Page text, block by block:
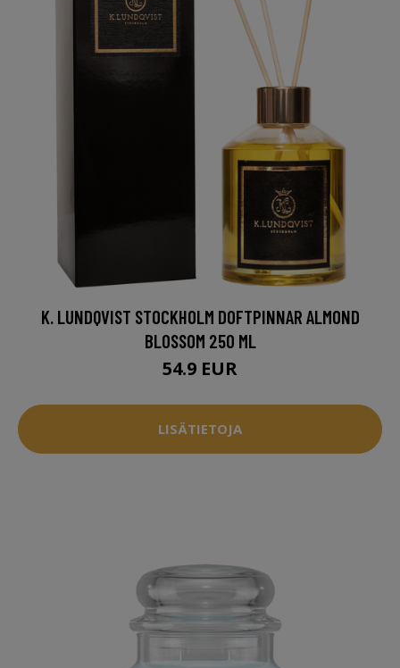
K. LUNDQVIST STOCKHOLM DOFTPINNAR ALMOND
BLOSSOM 250 ML
54.9 EUR
LISÄTIETOJA